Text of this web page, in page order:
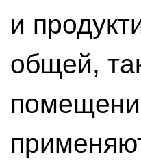
и
общей,